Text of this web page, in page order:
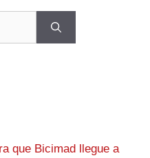
que Bicimad llegue a